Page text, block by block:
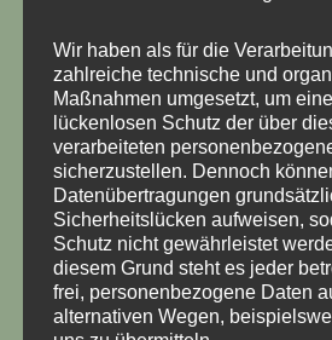
Kabelbäume allgemein
Altteilpfand – schick mir
deinen alten Kabelbaum erst
wenn du den neuen
Kabelbaum hast
100,00
Wir haben als für die
zahlreiche technische und
Maßnahmen umgesetzt, um
lückenlosen Schutz der über
verarbeiteten
sicherzustellen. Dennoch
Datenübertragungen
Sicherheitslücken aufweisen,
Schutz nicht gewährleistet
diesem Grund steht es jeder
frei, personenbezogene Daten
alternativen Wegen,